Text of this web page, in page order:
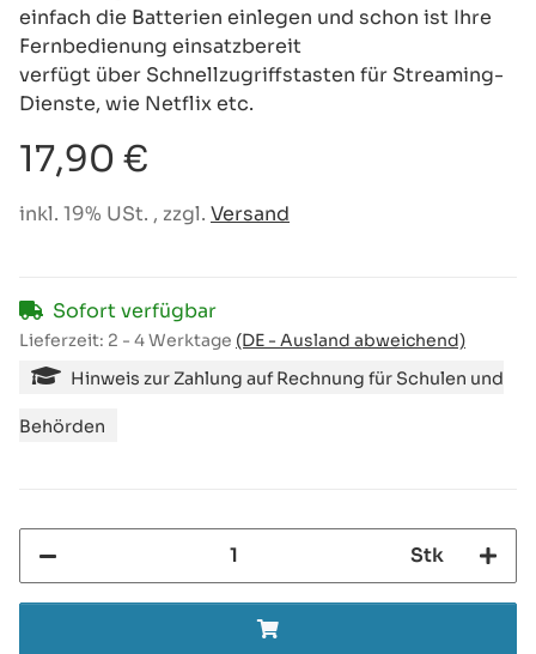
einfach die Batterien einlegen und schon ist Ihre
Fernbedienung einsatzbereit
verfügt über Schnellzugriffstasten für Streaming-
Dienste, wie Netflix etc.
17,90 €
inkl. 19% USt. , zzgl. Versand
Sofort verfügbar
Lieferzeit: 2 - 4 Werktage (DE - Ausland abweichend)
Hinweis zur Zahlung auf Rechnung für Schulen und
Behörden
Stk